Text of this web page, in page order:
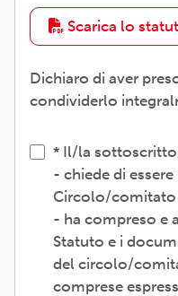
Scarica lo
Dichiaro di aver
condividerlo
Il/la
- chiede di
Circolo/comitato
- ha compreso e
Statuto e i
del circolo/
comprese